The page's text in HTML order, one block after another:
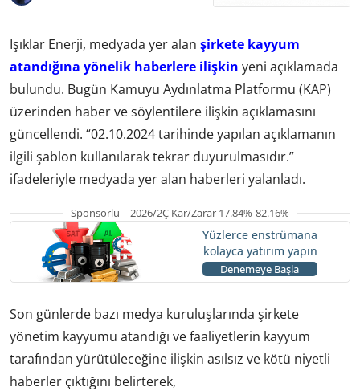
Işıklar Enerji, medyada yer alan şirkete kayyum
atandığına yönelik haberlere ilişkin yeni açıklamada
bulundu. Bugün Kamuyu Aydınlatma Platformu (KAP)
üzerinden haber ve söylentilere ilişkin açıklamasını
güncellendi. “02.10.2024 tarihinde yapılan açıklamanın
ilgili şablon kullanılarak tekrar duyurulmasıdır.”
ifadeleriyle medyada yer alan haberleri yalanladı.
Sponsorlu | 2026/2Ç Kar/Zarar 17.84%-82.16%
Yüzlerce enstrümana
kolayca yatırım yapın
Denemeye Başla
Son günlerde bazı medya kuruluşlarında şirkete
yönetim kayyumu atandığı ve faaliyetlerin kayyum
tarafından yürütüleceğine ilişkin asılsız ve kötü niyetli
haberler çıktığını belirterek,